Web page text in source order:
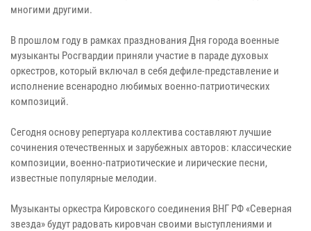
многими другими.
В прошлом году в рамках празднования Дня города военные
музыканты Росгвардии приняли участие в параде духовых
оркестров, который включал в себя дефиле-представление и
исполнение всенародно любимых военно-патриотических
композиций.
Сегодня основу репертуара коллектива составляют лучшие
сочинения отечественных и зарубежных авторов: классические
композиции, военно-патриотические и лирические песни,
известные популярные мелодии.
Музыканты оркестра Кировского соединения ВНГ РФ «Северная
звезда» будут радовать кировчан своими выступлениями и